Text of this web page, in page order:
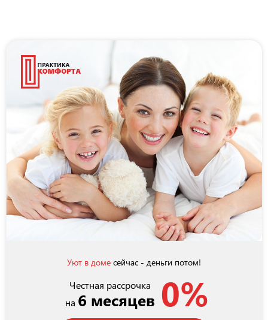
Уют в доме сейчас - деньги потом!
Честная рассрочка
на 6 месяцев 0%